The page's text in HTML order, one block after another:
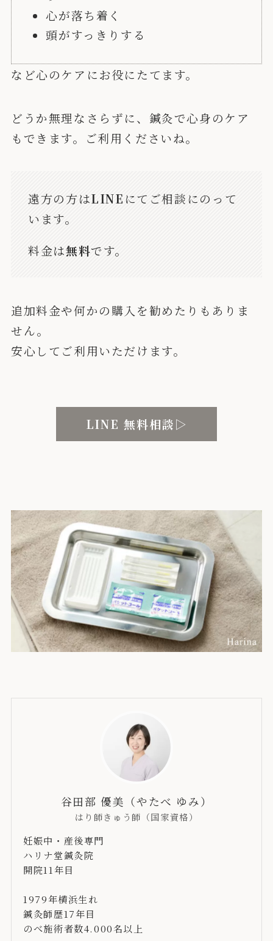
心が落ち着く
頭がすっきりする
など心のケアにお役にたてます。
どうか無理なさらずに、鍼灸で心身のケア
もできます。ご利用くださいね。
遠方の方はLINE にてご相談にのって
います。
料金は無料です。
追加料金や何かの購入を勧めたりもありま
せん。
安心してご利用いただけます。
LINE 無料相談▷
谷田部 優美（やたべ ゆみ）
はり師きゅう師（国家資格）
妊娠中・産後専門
ハリナ堂鍼灸院
開院11年目
1979年横浜生れ
鍼灸師歴17年目
のべ施術者数4.000名以上